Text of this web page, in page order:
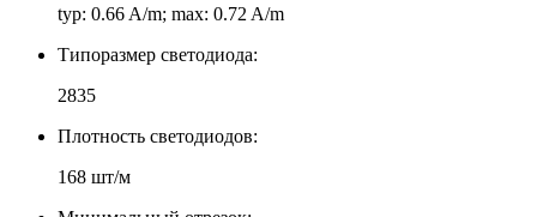
typ: 0.66 A/m; max: 0.72 A/m
Типоразмер светодиода:
2835
Плотность светодиодов:
168 шт/м